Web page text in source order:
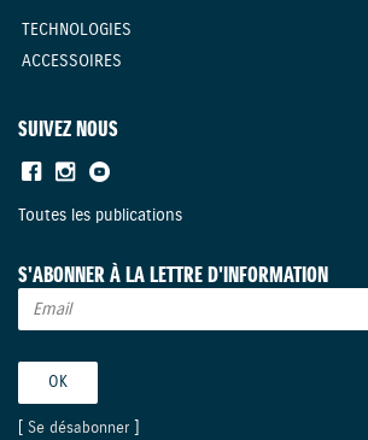
TECHNOLOGIES
ACCESSOIRES
SUIVEZ NOUS
Toutes les publications
S'ABONNER À LA LETTRE D'INFORMATION
Se désabonner